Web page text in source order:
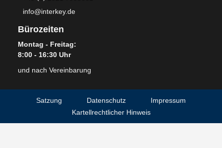
info@interkey.de
Bürozeiten
Montag - Freitag:
8:00 - 16:30 Uhr
und nach Vereinbarung
Satzung Datenschutz
Impressum
Kartellrechtlicher Hinweis